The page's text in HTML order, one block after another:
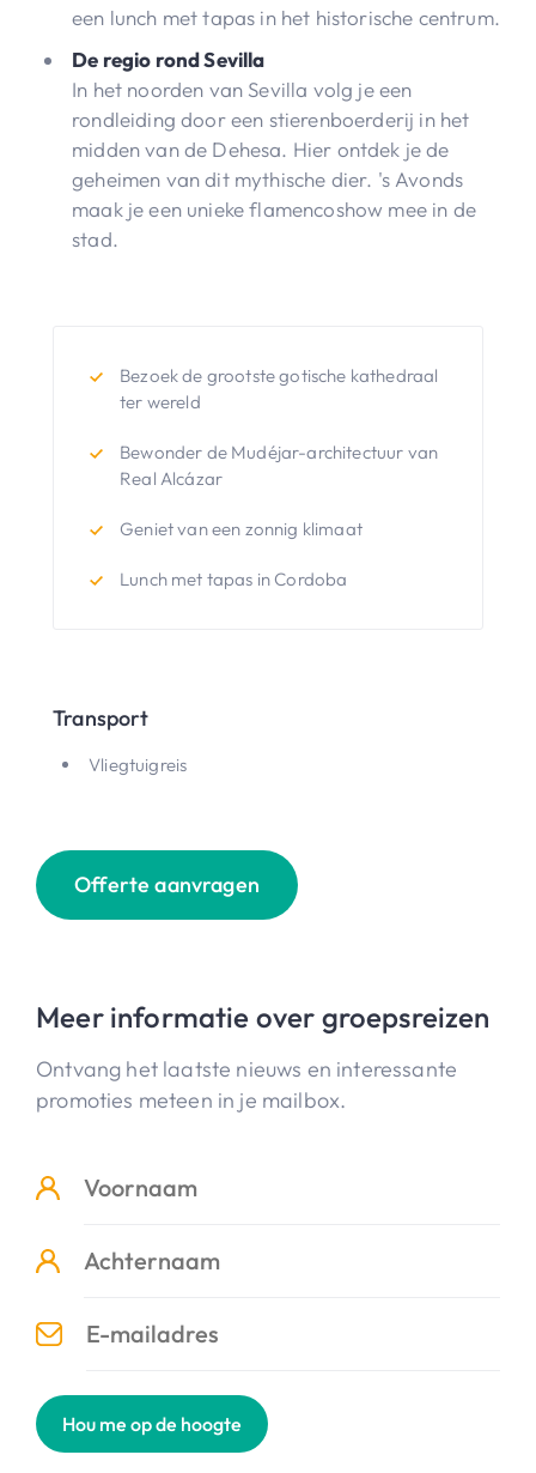
een lunch met tapas in het historische centrum.
De regio rond Sevilla
In het noorden van Sevilla volg je een
rondleiding door een stierenboerderij in het
midden van de Dehesa. Hier ontdek je de
geheimen van dit mythische dier. 's Avonds
maak je een unieke flamencoshow mee in de
stad.
Bezoek de grootste gotische kathedraal
ter wereld
Bewonder de Mudéjar-architectuur van
Real Alcázar
Geniet van een zonnig klimaat
Lunch met tapas in Cordoba
Transport
Vliegtuigreis
Offerte aanvragen
Meer informatie over groepsreizen
Ontvang het laatste nieuws en interessante
promoties meteen in je mailbox.
Hou me op de hoogte